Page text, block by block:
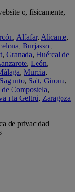
o, físicamente,
, Alfafar, Alicante,
, Burjassot,
, Granada, Huércal de
, León,
, Murcia,
Sagunto, Salt, Girona,
de Compostela,
i la Geltrú, Zaragoza
de privacidad